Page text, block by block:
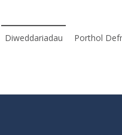
Diweddariadau Porthol